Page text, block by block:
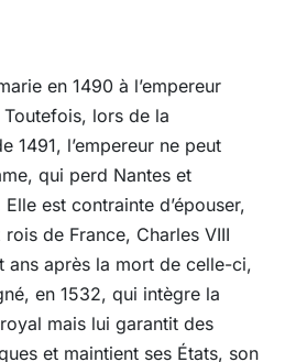
en 1490 à l’empereur
Toutefois, lors de la
1491, l’empereur ne peut
qui perd Nantes et
est contrainte d’épouser,
de France, Charles VIII
ans après la mort de celle-ci,
en 1532, qui intègre la
mais lui garantit des
et maintient ses États, son